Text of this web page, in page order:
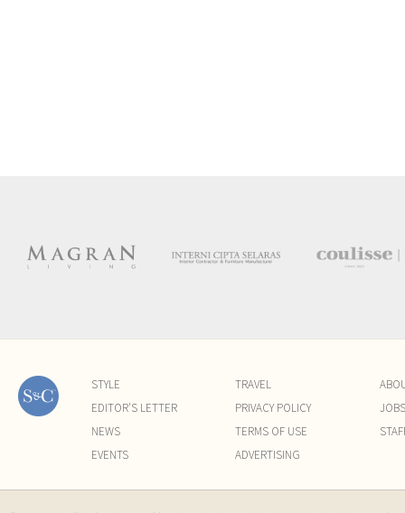
STYLE
EDITOR'S LETTER
NEWS
EVENTS
TRAVEL
PRIVACY POLICY
TERMS OF USE
ADVERTISING
JOBS